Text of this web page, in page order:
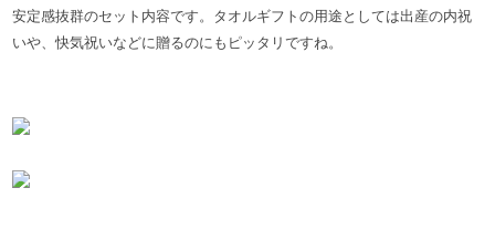
安定感抜群のセット内容です。タオルギフトの用途としては出産の内祝
いや、快気祝いなどに贈るのにもピッタリですね。